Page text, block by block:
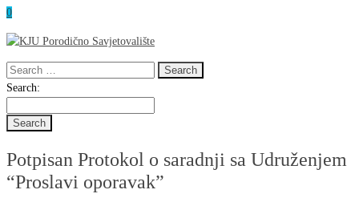
0
Search
for:
Search
Search:
Potpisan Protokol o saradnji sa Udruženjem
“Proslavi oporavak”